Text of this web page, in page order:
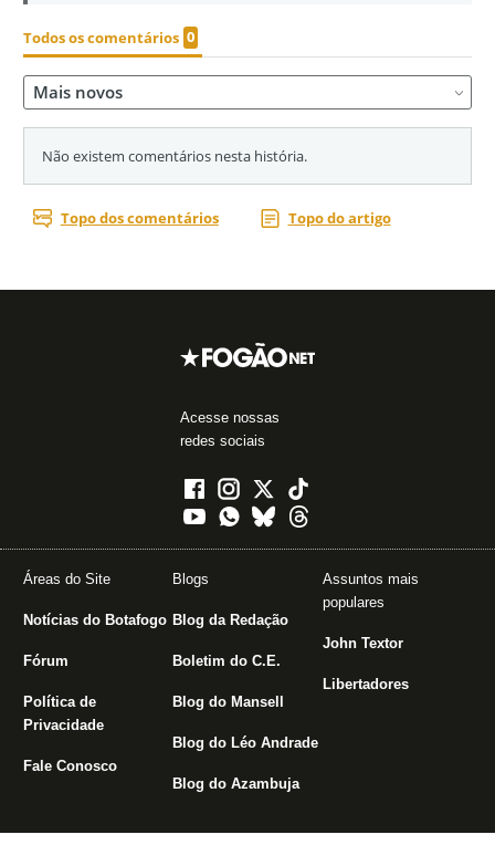
Acesse nossas
redes sociais
Áreas do Site
Notícias do Botafogo
Fórum
Política de
Privacidade
Fale Conosco
Blogs
Blog da Redação
Boletim do C.E.
Blog do Mansell
Blog do Léo Andrade
Blog do Azambuja
Assuntos mais
populares
John Textor
Libertadores